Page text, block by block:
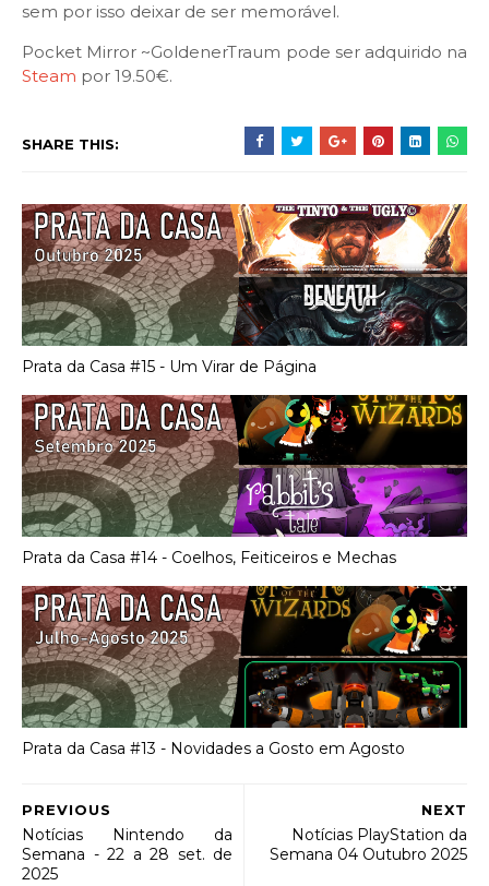
sem por isso deixar de ser memorável.
Pocket Mirror ~GoldenerTraum pode ser adquirido na
Steam por 19.50€.
SHARE THIS:
Prata da Casa #15 - Um Virar de Página
Prata da Casa #14 - Coelhos, Feiticeiros e Mechas
Prata da Casa #13 - Novidades a Gosto em Agosto
NEXT
Notícias PlayStation da
Semana 04 Outubro 2025
PREVIOUS
Notícias Nintendo da
Semana - 22 a 28 set. de
2025